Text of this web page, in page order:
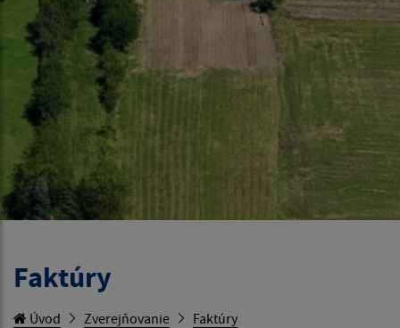
Faktúry
Úvod Zverejňovanie Faktúry